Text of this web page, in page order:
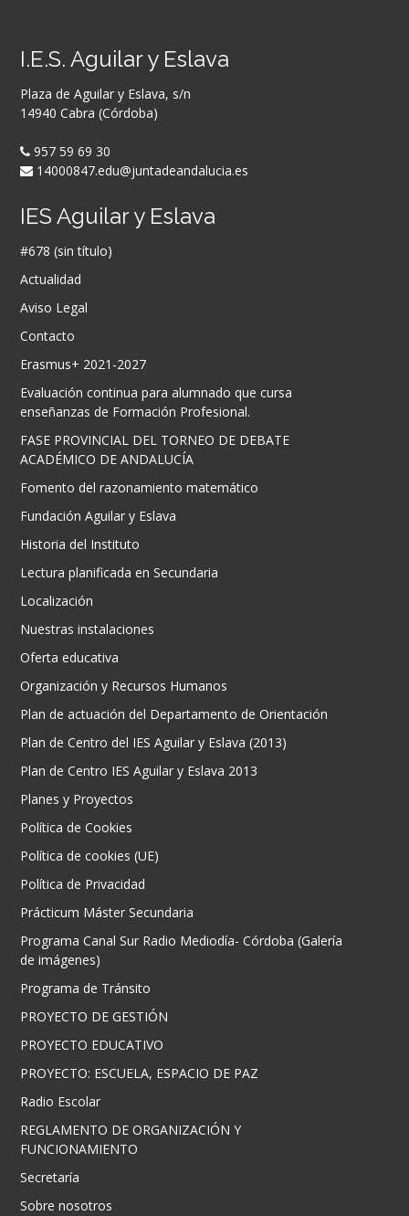
I.E.S. Aguilar y Eslava
Plaza de Aguilar y Eslava, s/n
14940 Cabra (Córdoba)
957 59 69 30
14000847.edu@juntadeandalucia.es
IES Aguilar y Eslava
#678 (sin título)
Actualidad
Aviso Legal
Contacto
Erasmus+ 2021-2027
Evaluación continua para alumnado que cursa
enseñanzas de Formación Profesional.
FASE PROVINCIAL DEL TORNEO DE DEBATE
ACADÉMICO DE ANDALUCÍA
Fomento del razonamiento matemático
Fundación Aguilar y Eslava
Historia del Instituto
Lectura planificada en Secundaria
Localización
Nuestras instalaciones
Oferta educativa
Organización y Recursos Humanos
Plan de actuación del Departamento de Orientación
Plan de Centro del IES Aguilar y Eslava (2013)
Plan de Centro IES Aguilar y Eslava 2013
Planes y Proyectos
Política de Cookies
Política de cookies (UE)
Política de Privacidad
Prácticum Máster Secundaria
Programa Canal Sur Radio Mediodía- Córdoba (Galería
de imágenes)
Programa de Tránsito
PROYECTO DE GESTIÓN
PROYECTO EDUCATIVO
PROYECTO: ESCUELA, ESPACIO DE PAZ
Radio Escolar
REGLAMENTO DE ORGANIZACIÓN Y
FUNCIONAMIENTO
Secretaría
Sobre nosotros